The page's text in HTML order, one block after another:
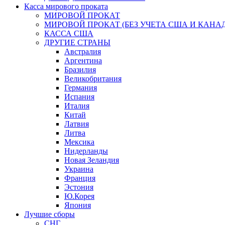
Касса мирового проката
МИРОВОЙ ПРОКАТ
МИРОВОЙ ПРОКАТ (БЕЗ УЧЕТА США И
КАССА США
ДРУГИЕ СТРАНЫ
Австралия
Аргентина
Бразилия
Великобритания
Германия
Испания
Италия
Китай
Латвия
Литва
Мексика
Нидерланды
Новая Зеландия
Украина
Франция
Эстония
Ю.Корея
Япония
Лучшие сборы
СНГ